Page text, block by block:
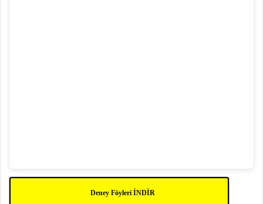
Deney Föyleri İNDİR